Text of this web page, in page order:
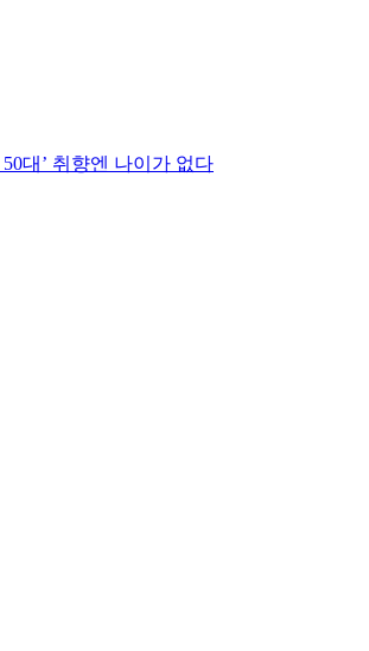
대’ 취향엔 나이가 없다